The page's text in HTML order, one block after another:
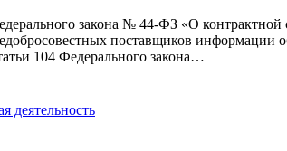
закона № 44-ФЗ «О контрактной
поставщиков
104 Федерального закона…
деятельность